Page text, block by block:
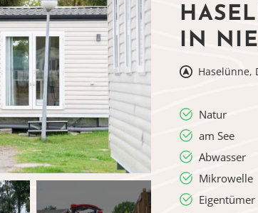
IN
Haselünne,
Natur
am See
Abwasser
Mikrowelle